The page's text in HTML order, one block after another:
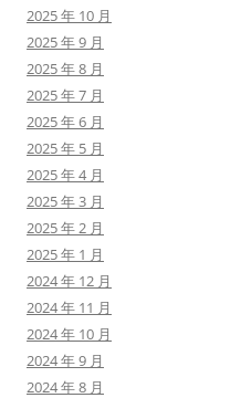
2025 年 10 月
2025 年 9 月
2025 年 8 月
2025 年 7 月
2025 年 6 月
2025 年 5 月
2025 年 4 月
2025 年 3 月
2025 年 2 月
2025 年 1 月
2024 年 12 月
2024 年 11 月
2024 年 10 月
2024 年 9 月
2024 年 8 月